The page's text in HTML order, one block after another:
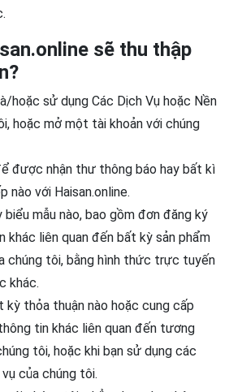
sẽ thu thập
hoặc sử dụng Các Dịch Vụ hoặc Nền
hoặc mở một tài khoản với chúng
được nhận thư thông báo hay bất kì
nào với Haisan.online.
biểu mẫu nào, bao gồm đơn đăng ký
khác liên quan đến bất kỳ sản phẩm
chúng tôi, bằng hình thức trực tuyến
khác.
kỳ thỏa thuận nào hoặc cung cấp
tin khác liên quan đến tương
tôi, hoặc khi bạn sử dụng các
của chúng tôi.